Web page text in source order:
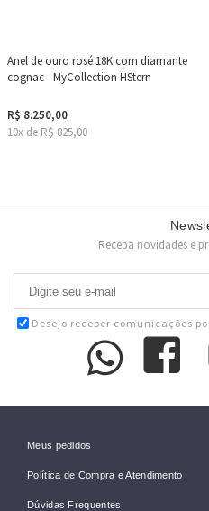
Anel de ouro rosé 18K com diamante
cognac - MyCollection HStern
R$ 8.250,00
10x de R$ 825,00
Receba novidades e
Desejo receber comunicações
Meus pedidos
Política de Compra e Atendimento
Dúvidas Frequentes